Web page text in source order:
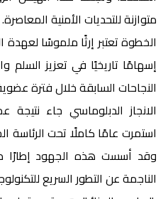
متوازنة للتحديات الأمنية المعاصرة.
الخطوة تعتبر إرثًا ملموسًا
إسهامًا تاريخيًا في تعزيز السلم
النجاحات السابقة خلال فترة
الانجاز الدبلوماسي جاء
استمرت عامًا كاملًا تحت الرئاسة
وقد أسست هذه الجهود إطارًا
الناجمة عن التطور السريع